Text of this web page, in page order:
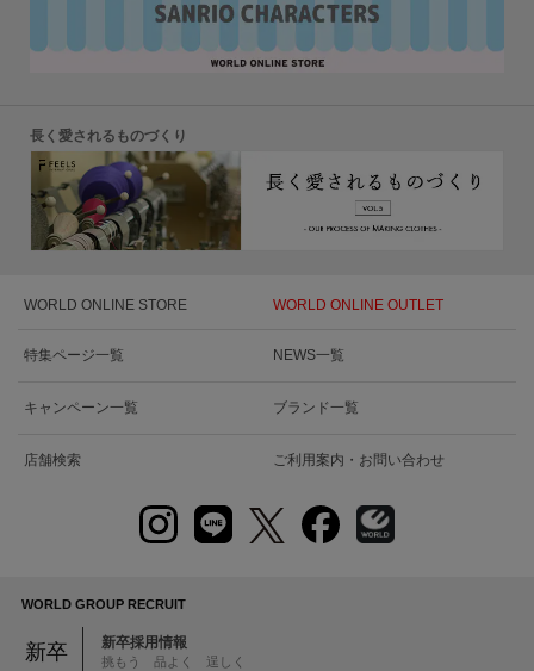
長く愛されるものづくり
WORLD ONLINE STORE WORLD ONLINE OUTLET
特集ページ一覧 NEWS一覧
キャンペーン一覧 ブランド一覧
店舗検索 ご利用案内・お問い合わせ
WORLD GROUP RECRUIT
新卒 新卒採用情報
挑もう 品よく 逞しく